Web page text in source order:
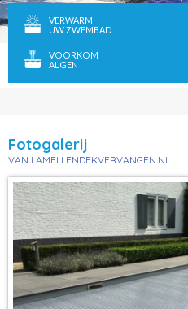
VERWARM
UW ZWEMBAD
VOORKOM
ALGEN
Fotogalerij
VAN LAMELLENDEKVERVANGEN.NL